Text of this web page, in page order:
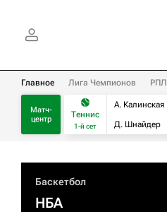
Главное Лига Чемпионов РПЛ
Матч-
центр
Теннис
1-й сет
А. Калинская
Д. Шнайдер
Баскетбол
НБА